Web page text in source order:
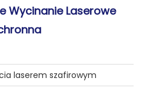
Wycinanie Laserowe
laserem szafirowym